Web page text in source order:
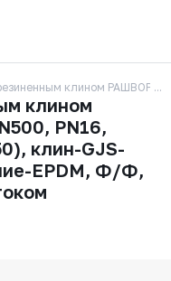
клином РАШВОРК
клином
PN16,
клин-GJS-
EPDM, Ф/Ф,